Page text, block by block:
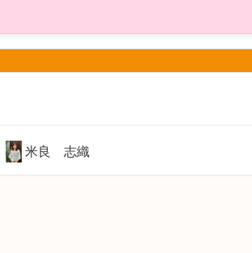
米良 志織